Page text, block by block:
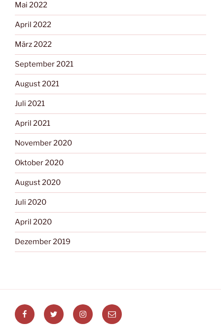
Mai 2022
April 2022
März 2022
September 2021
August 2021
Juli 2021
April 2021
November 2020
Oktober 2020
August 2020
Juli 2020
April 2020
Dezember 2019